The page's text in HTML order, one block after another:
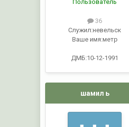
Пользователь
36
Служил:невельск
Ваше имя:метр
ДМБ:10-12-1991
шамил ь